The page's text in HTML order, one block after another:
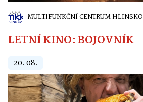
MULTIFUNKČNÍ CENTRUM HLINSKO
LETNÍ KINO: BOJOVNÍK
20. 08.